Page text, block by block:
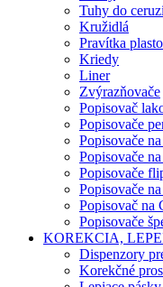
Tuhy do
Kružidlá
Pravítka
Kriedy
Liner
Zvýrazňovače
Popisovač
Popisovače
Popisovače
Popisovače
Popisovače
Popisovače
Popisovač na
Popisovače
KOREKCIA,
Dispenzory
Korekčné